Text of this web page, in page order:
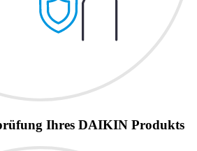
Ihres DAIKIN Produkts